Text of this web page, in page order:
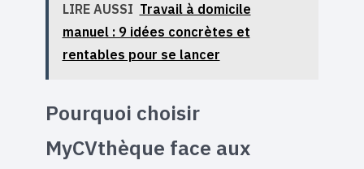
LIRE AUSSI Travail à domicile
manuel : 9 idées concrètes et
rentables pour se lancer
Pourquoi choisir
MyCVthèque face aux